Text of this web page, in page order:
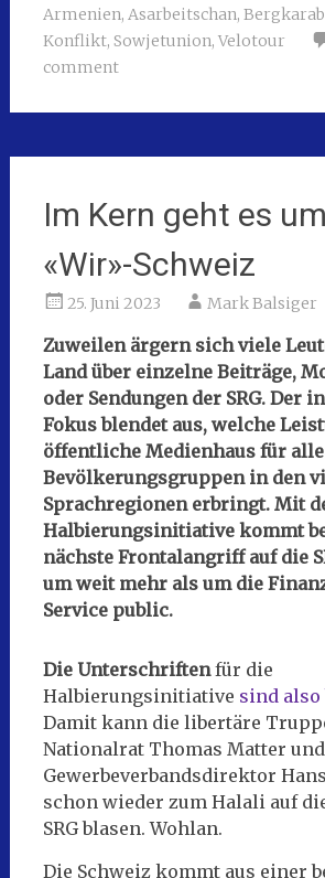
Armenien, Asarbeitschan,
Konflikt, Sowjetunion, Velotour
comment
Im Kern geht es
«Wir»-Schweiz
25. Juni 2023 Mark Balsiger
Zuweilen ärgern sich viele
Land über einzelne Beiträge,
oder Sendungen der SRG. Der
Fokus blendet aus, welche
öffentliche Medienhaus für alle
Bevölkerungsgruppen in den
Sprachregionen erbringt. Mit
Halbierungsinitiative kommt
nächste Frontalangriff auf die
um weit mehr als um die
Service public.
Die Unterschriftenfür die
Halbierungsinitiative sind also
Damit kann die libertäre
Nationalrat Thomas Matter
Gewerbeverbandsdirektor
schon wieder zum Halali auf
SRG blasen. Wohlan.
Die Schweiz kommt aus einer